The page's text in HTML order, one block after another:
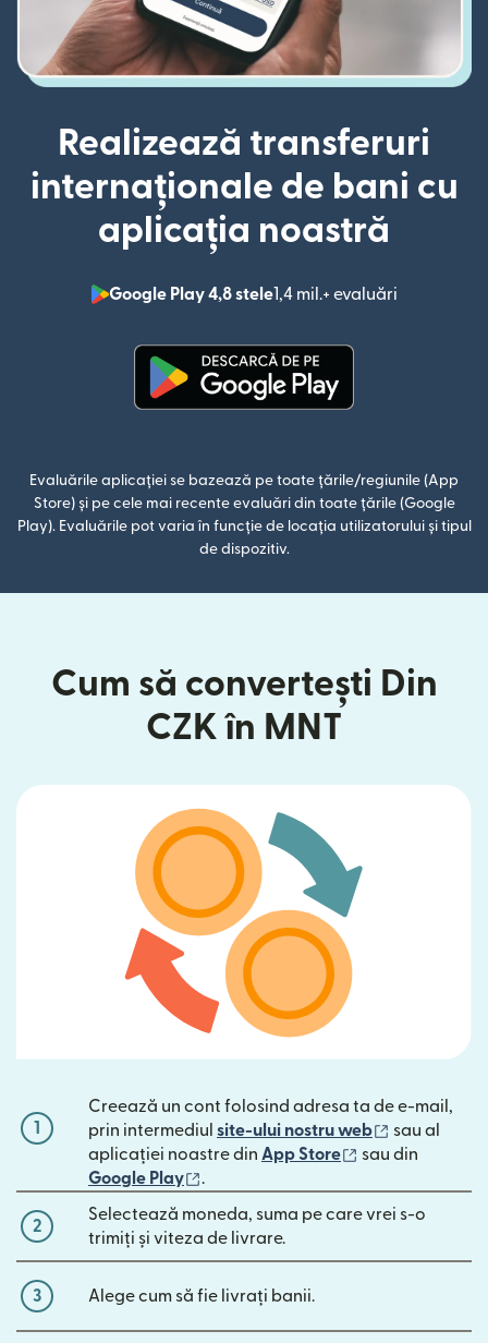
Realizează transferuri
internaționale de bani cu
aplicația noastră
Google Play 4,8 stele1,4 mil.+ evaluări
(se
Evaluările aplicației se bazează pe toate țările/regiunile (App
Store) și pe cele mai recente evaluări din toate țările (Google
Play). Evaluările pot varia în funcție de locația utilizatorului și tipul
de dispozitiv.
Cum să convertești Din
CZK în MNT
1
Creează un cont folosind adresa ta de e-mail,
prin intermediul site-ului nostru web (se
sau al
aplicației noastre din App Store (se deschide
sau din
Google Play
.
2
Selectează moneda, suma pe care vrei s-o
trimiți și viteza de livrare.
3 Alege cum să fie livrați banii.